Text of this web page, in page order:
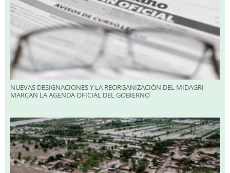
NUEVAS DESIGNACIONES Y LA REORGANIZACIÓN DEL MIDAGRI
MARCAN LA AGENDA OFICIAL DEL GOBIERNO